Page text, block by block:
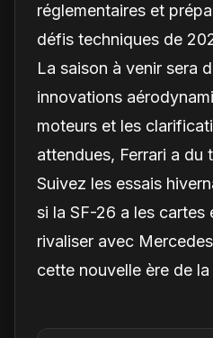
réglementaires et
défis techniques de
La saison à venir sera
innovations
moteurs et les
attendues, Ferrari a du
Suivez les essais
si la SF-26 a les cartes
rivaliser avec
cette nouvelle ère de la